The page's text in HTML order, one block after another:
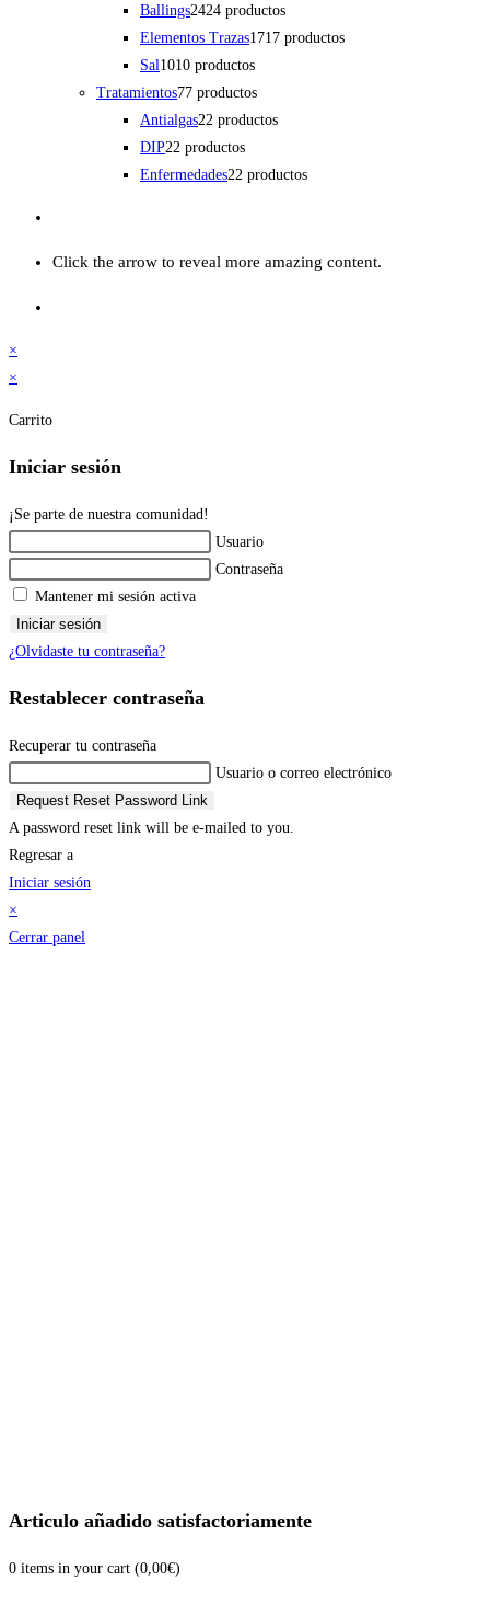
Ballings2424 productos
Elementos Trazas1717 productos
Sal 1010 productos
Tratamientos77 productos
Antialgas22 productos
DIP22 productos
Enfermedades22 productos
Click the arrow to reveal more amazing content.
×
×
Carrito
Iniciar sesión
¡Se parte de nuestra comunidad!
Usuario
Contraseña
Mantener mi sesión activa
Iniciar sesión
¿Olvidaste tu contraseña?
Restablecer contraseña
Recuperar tu contraseña
Usuario o correo electrónico
Request Reset Password Link
A password reset link will be e-mailed to you.
Regresar a
Iniciar sesión
×
Cerrar panel
Articulo añadido satisfactoriamente
0 items in your cart (0,00€)